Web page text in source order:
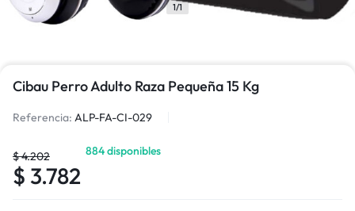
1/1
Cibau Perro Adulto Raza Pequeña 15 Kg
Referencia: ALP-FA-CI-029
$4.202
$ 3.782
884 disponibles